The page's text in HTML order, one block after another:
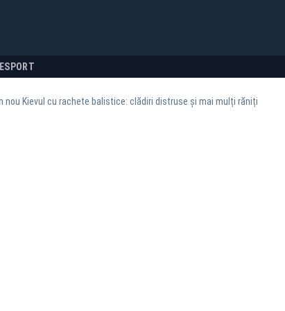
SPORT
nou Kievul cu rachete balistice: clădiri distruse și mai mulți răniți